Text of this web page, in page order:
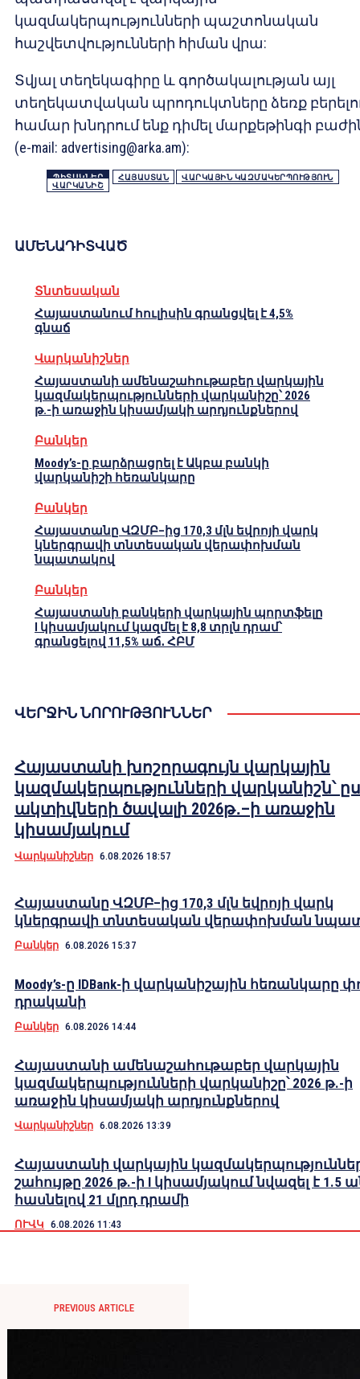
կազմակերպությունների պաշտոնական
հաշվետվությունների հիման վրա:
Տվյալ տեղեկագիրը և գործակալության այլ
տեղեկատվական պրոդուկտները ձեռք
համար խնդրում ենք դիմել մարքեթինգի
(e-mail: advertising@arka.am):
ՊԻՏԱԿՆԵՐ ՀԱՅԱՍՏԱՆ
ՎԱՐԿԱՅԻՆ ԿԱԶՄԱԿԵՐՊՈՒԹՅՈՒՆ
ՎԱՐԿԱՆԻՇ
ԱՄԵՆԱԴԻՏՎԱԾ
Տնտեսական
Հայաստանում հուլիսին գրանցվել է 4,5%
գնաճ
Վարկանիշներ
Հայաստանի ամենաշահութաբեր վարկային
կազմակերպությունների վարկանիշը՝ 2026
թ.-ի առաջին կիսամյակի արդյունքներով
Բանկեր
Moody’s-ը բարձրացրել է Ակբա բանկի
վարկանիշի հեռանկարը
Բանկեր
Հայաստանը ՎԶՄԲ–ից 170,3 մլն եվրոյի վարկ
կներգրավի տնտեսական վերափոխման
նպատակով
Բանկեր
Հայաստանի բանկերի վարկային պորտֆելը
I կիսամյակում կազմել է 8,8 տրլն դրամ՝
գրանցելով 11,5% աճ․ ՀԲՄ
ՎԵՐՋԻՆ ՆՈՐՈՒԹՅՈՒՆՆԵՐ
Հայաստանի խոշորագույն վարկային
կազմակերպությունների վարկանիշն՝
ակտիվների ծավալի 2026թ․–ի առաջին
կիսամյակում
Վարկանիշներ 6.08.2026 18:57
Հայաստանը ՎԶՄԲ–ից 170,3 մլն եվրոյի վարկ
կներգրավի տնտեսական վերափոխման
Բանկեր 6.08.2026 15:37
Moody’s-ը IDBank-ի վարկանիշային հեռանկարը
դրականի
Բանկեր 6.08.2026 14:44
Հայաստանի ամենաշահութաբեր վարկային
կազմակերպությունների վարկանիշը՝ 2026 թ.-ի
առաջին կիսամյակի արդյունքներով
Վարկանիշներ 6.08.2026 13:39
Հայաստանի վարկային
շահույթը 2026 թ.-ի I կիսամյակում նվազել է 1.5
հասնելով 21 մլրդ դրամի
ՈՒՎԿ 6.08.2026 11:43
PREVIOUS ARTICLE